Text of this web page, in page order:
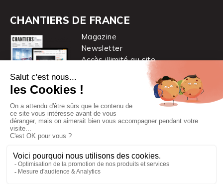
CHANTIERS DE FRANCE
Magazine
Newsletter
Accès illimité au site
Chantiers de France est une marque